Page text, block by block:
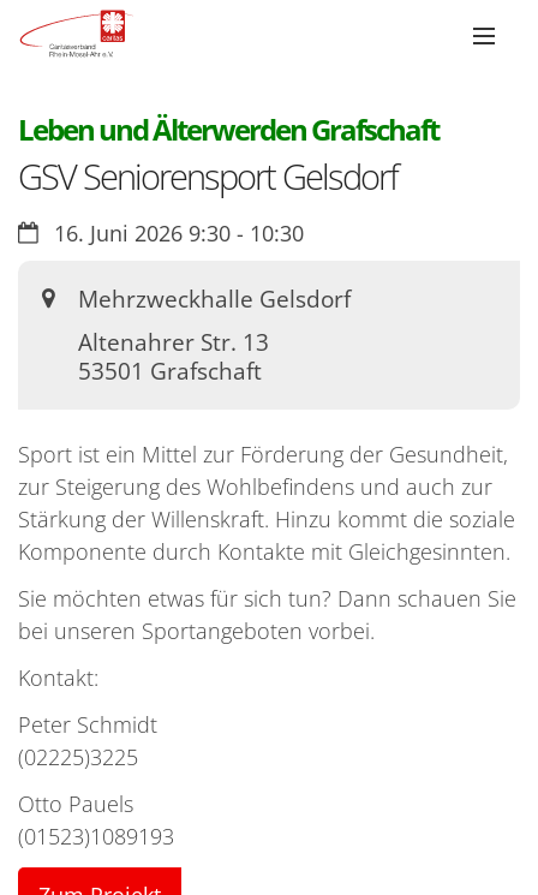
Leben und Älterwerden Grafschaft:
GSV Seniorensport Gelsdorf
Datum:16. Juni 2026 9:30 - 10:30
Ort:Mehrzweckhalle Gelsdorf
Altenahrer Str. 13
53501 Grafschaft
Sport ist ein Mittel zur Förderung der Gesundheit,
zur Steigerung des Wohlbefindens und auch zur
Stärkung der Willenskraft. Hinzu kommt die soziale
Komponente durch Kontakte mit Gleichgesinnten.
Sie möchten etwas für sich tun? Dann schauen Sie
bei unseren Sportangeboten vorbei.
Kontakt:
Peter Schmidt
(02225)3225
Otto Pauels
(01523)1089193